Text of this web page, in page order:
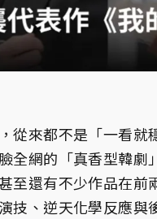
從來都不是「一看
全網的「真香型韓
至還有不少作品在前
技、逆天化學反應與